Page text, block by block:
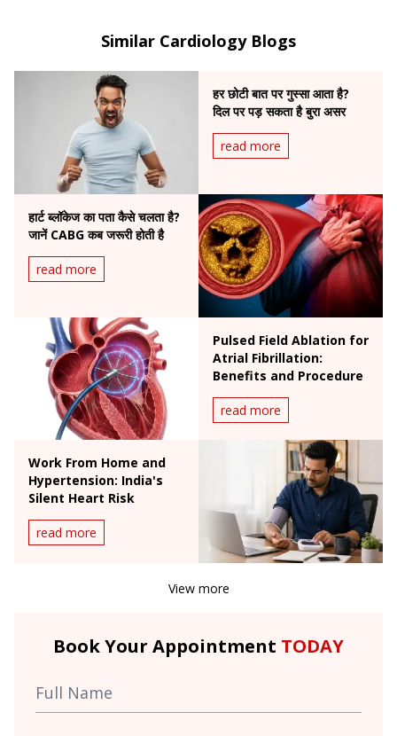
advanced diagnostics like FFR, IVUS & OCT.
Similar Cardiology Blogs
हर छोटी बात पर गुस्सा आता है?
दिल पर पड़ सकता है बुरा असर
read more
हार्ट ब्लॉकेज का पता कैसे चलता है?
जानें CABG कब जरूरी होती है
read more
Pulsed Field Ablation for
Atrial Fibrillation:
Benefits and Procedure
read more
Work From Home and
Hypertension: India's
Silent Heart Risk
read more
View more
Book Your Appointment TODAY